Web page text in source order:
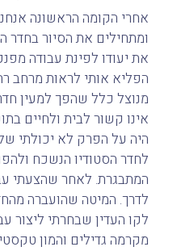
אחרי הקומה הראשונה
ומתחילים את הסיור
את יעודו לפינת עבודה
הפליא אותי לראות מרחב
מנוצל כלל שהפך למעין
אינו קשור לבית ולחיים
היה על הפרק לא יכולתי
לחדר הסטודיו הנשכח
המתבגרת. לאחר שהצעתי
לדרך. המיטה שהועברה
לקו העדין שבחרתי ליצור
מקרמה גדילים והמון